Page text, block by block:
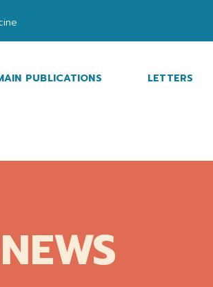
PUBLICATIONS LETTERS
NEWS